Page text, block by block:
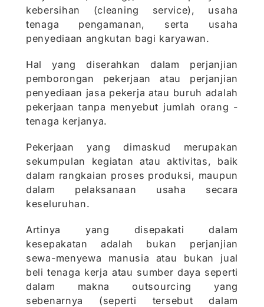
kebersihan (cleaning service), usaha
tenaga pengamanan, serta usaha
penyediaan angkutan bagi karyawan.
Hal yang diserahkan dalam perjanjian
pemborongan pekerjaan atau perjanjian
penyediaan jasa pekerja atau buruh adalah
pekerjaan tanpa menyebut jumlah orang -
tenaga kerjanya.
Pekerjaan yang dimaskud merupakan
sekumpulan kegiatan atau aktivitas, baik
dalam rangkaian proses produksi, maupun
dalam pelaksanaan usaha secara
keseluruhan.
Artinya yang disepakati dalam
kesepakatan adalah bukan perjanjian
sewa-menyewa manusia atau bukan jual
beli tenaga kerja atau sumber daya seperti
dalam makna outsourcing yang
sebenarnya (seperti tersebut dalam